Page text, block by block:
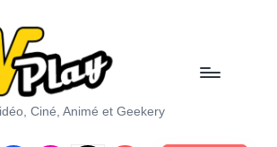
Ciné, Animé et Geekery